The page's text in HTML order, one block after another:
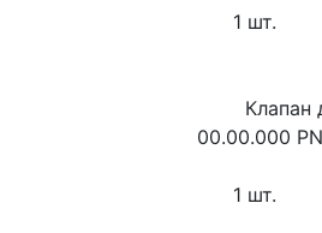
      1 шт.
00.00.000
      1 шт.